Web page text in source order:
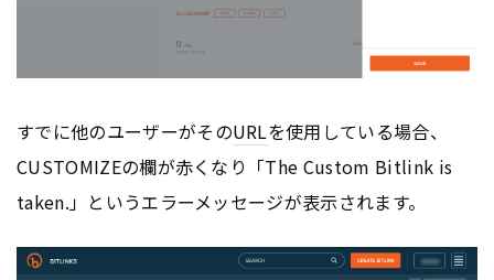
すでに他のユーザーがそのURLを使用している場合、
CUSTOMIZEの欄が赤くなり「The Custom Bitlink is
taken.」というエラーメッセージが表示されます。